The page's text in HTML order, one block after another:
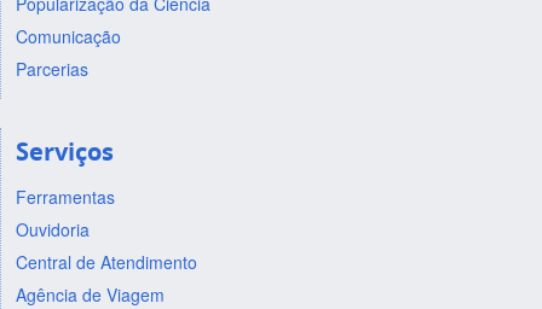
Comunicação
Parcerias
Serviços
Ferramentas
Ouvidoria
Central de Atendimento
Agência de Viagem